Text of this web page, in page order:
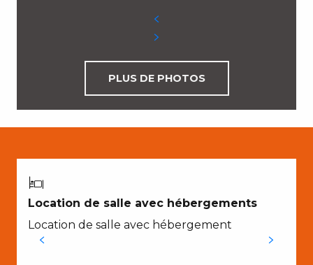
PLUS DE PHOTOS
Location de salle avec hébergements
Location de salle avec hébergement